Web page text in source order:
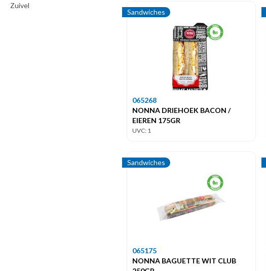
Zuivel
Sandwiches
065268
NONNA DRIEHOEK BACON /
EIEREN 175GR
UVC: 1
Sandwiches
065175
NONNA BAGUETTE WIT CLUB